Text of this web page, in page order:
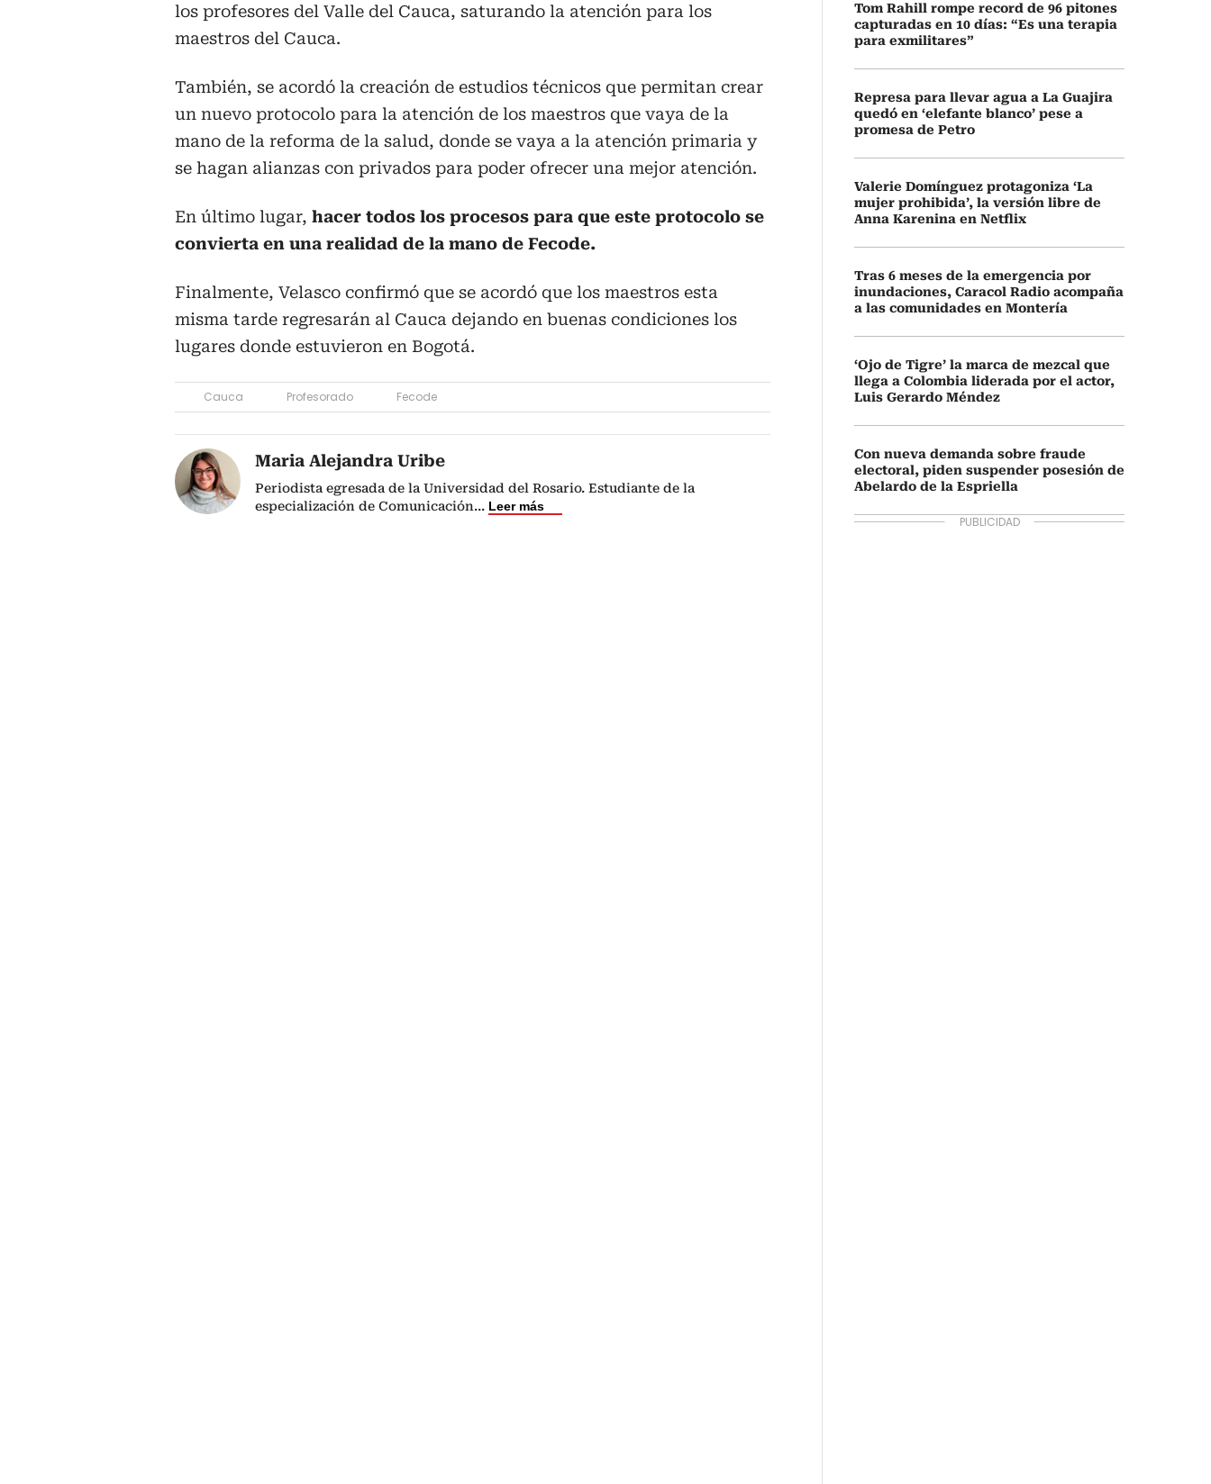
los profesores del Valle del Cauca, saturando la atención para los
maestros del Cauca.
También, se acordó la creación de estudios técnicos que permitan crear
un nuevo protocolo para la atención de los maestros que vaya de la
mano de la reforma de la salud, donde se vaya a la atención primaria y
se hagan alianzas con privados para poder ofrecer una mejor atención.
En último lugar, hacer todos los procesos para que este protocolo se
convierta en una realidad de la mano de Fecode.
Finalmente, Velasco confirmó que se acordó que los maestros esta
misma tarde regresarán al Cauca dejando en buenas condiciones los
lugares donde estuvieron en Bogotá.
Cauca Profesorado Fecode
Maria Alejandra Uribe
Periodista egresada de la Universidad del Rosario. Estudiante de la
especialización de Comunicación... Leer más
Tom Rahill rompe record de 96 pitones
capturadas en 10 días: “Es una terapia
para exmilitares”
Represa para llevar agua a La Guajira
quedó en ‘elefante blanco’ pese a
promesa de Petro
Valerie Domínguez protagoniza ‘La
mujer prohibida’, la versión libre de
Anna Karenina en Netflix
Tras 6 meses de la emergencia por
inundaciones, Caracol Radio acompaña
a las comunidades en Montería
‘Ojo de Tigre’ la marca de mezcal que
llega a Colombia liderada por el actor,
Luis Gerardo Méndez
Con nueva demanda sobre fraude
electoral, piden suspender posesión de
Abelardo de la Espriella